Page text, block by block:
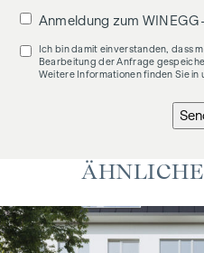
Anmeldung zum
Ich bin damit einverstanden, dass
Bearbeitung der Anfrage
Weitere Informationen finden Sie in
ÄHNLICHE